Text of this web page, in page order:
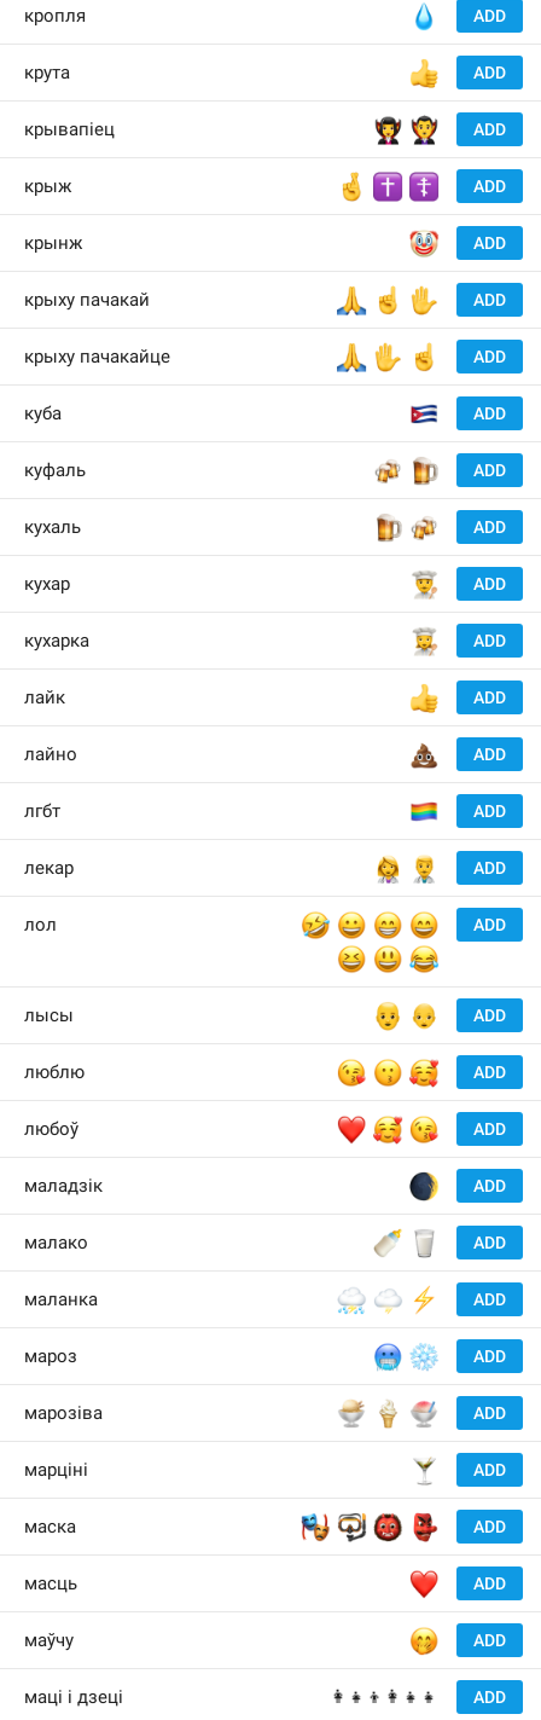
ADD
💧
кропля
ADD
👍
крута
ADD
🧛‍♀️
🧛‍♂️
крывапіец
ADD
🤞
✝️
☦️
крыж
ADD
🤡
крынж
ADD
🙏
☝️
✋
крыху пачакай
ADD
🙏
✋
☝️
крыху пачакайце
ADD
куба
ADD
🍻
🍺
куфаль
ADD
🍺
🍻
кухаль
ADD
👨‍🍳
кухар
ADD
👩‍🍳
кухарка
ADD
👍
лайк
ADD
💩
лайно
ADD
🏳️‍🌈
лгбт
ADD
👩‍⚕️
👨‍⚕️
лекар
ADD
🤣
😀
😁
😄
😆
😃
😂
лол
ADD
👨‍🦲
👩‍🦲
лысы
ADD
😘
😗
🥰
люблю
ADD
❤️
🥰
😘
любоў
ADD
🌒
маладзік
ADD
🍼
🥛
малако
ADD
⛈
🌩
⚡️
маланка
ADD
🥶
❄️
мароз
ADD
🍨
🍦
🍧
марозiва
ADD
🍸
марціні
ADD
🎭
🤿
👹
👺
маска
ADD
❤️
масць
ADD
🤭
маўчу
ADD
👩‍👧‍👦👩‍👧‍👧
маці і дзеці